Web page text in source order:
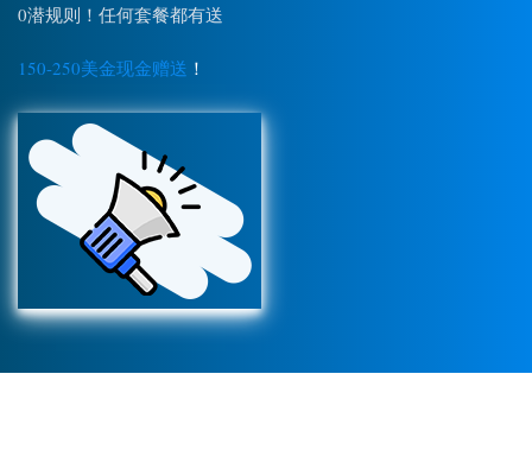
0潜规则！任何套餐都有送
150-250美金现金赠送 ！